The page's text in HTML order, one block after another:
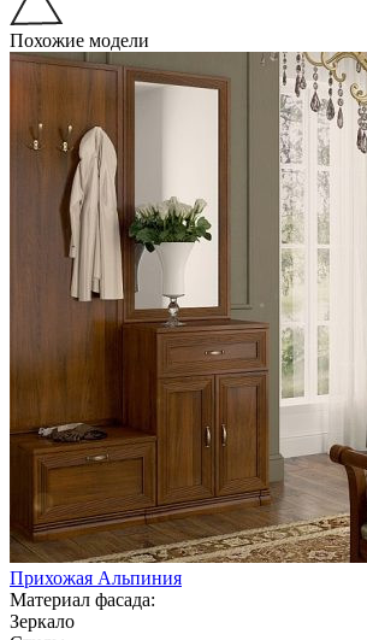
Похожие модели
Прихожая Альпиния
Материал фасада:
Зеркало